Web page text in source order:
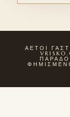
ΑΕΤΟΙ